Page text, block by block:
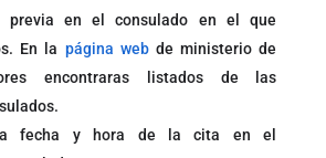
previa en el consulado en el que
En la página webde ministerio de
encontraras listados de las
fecha y hora de la cita en el